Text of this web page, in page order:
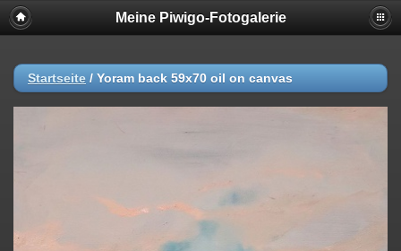
Meine Piwigo-Fotogalerie
Startseite / Yoram back 59x70 oil on canvas